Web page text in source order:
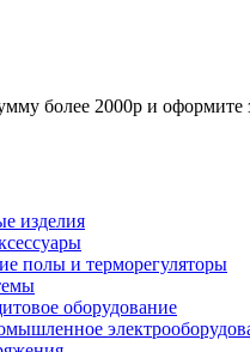
более 2000р и
изделия
полы и терморегуляторы
оборудование